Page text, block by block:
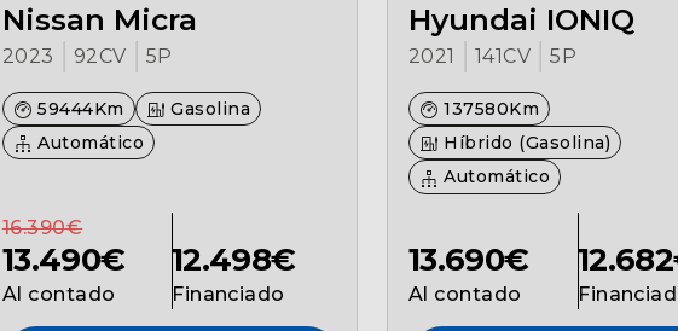
Nissan Micra
2023 92CV 5P
59444Km
Gasolina
Automático
16.390€
13.490€
Al contado
12.498€
Financiado
Hyundai IONIQ
2021 141CV 5P
137580Km
Híbrido (Gasolina)
Automático
13.690€
Al contado